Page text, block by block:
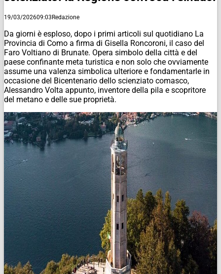
19/03/202609:03Redazione
Da giorni è esploso, dopo i primi articoli sul quotidiano La
Provincia di Como a firma di Gisella Roncoroni, il caso del
Faro Voltiano di Brunate. Opera simbolo della città e del
paese confinante meta turistica e non solo che ovviamente
assume una valenza simbolica ulteriore e fondamentarle in
occasione del Bicentenario dello scienziato comasco,
Alessandro Volta appunto, inventore della pila e scopritore
del metano e delle sue proprietà.